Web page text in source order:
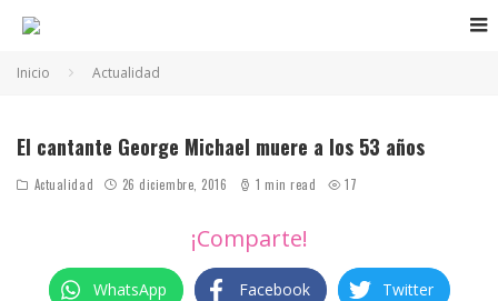
Inicio Actualidad
El cantante George Michael muere a los 53 años
Actualidad 26 diciembre, 2016 1 min read 17
¡Comparte!
WhatsApp Facebook Twitter